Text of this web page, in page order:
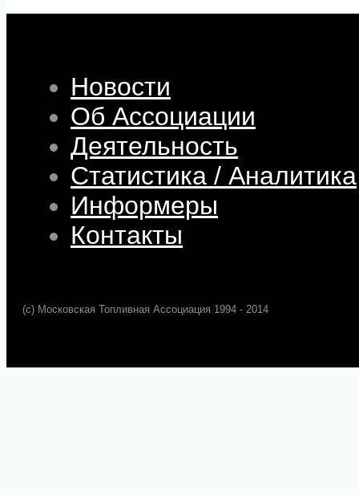
Новости
Об Ассоциации
Деятельность
Статистика / Аналитика
Информеры
Контакты
(c) Московская Топливная Ассоциация 1994 - 2014